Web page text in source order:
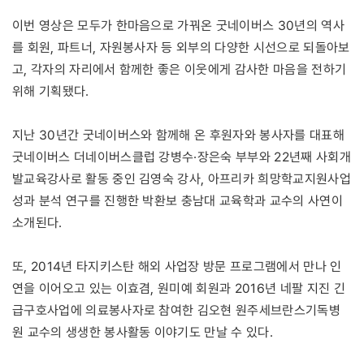
이번 영상은 모두가 한마음으로 가꿔온 굿네이버스 30년의 역사
를 회원, 파트너, 자원봉사자 등 외부의 다양한 시선으로 되돌아보
고, 각자의 자리에서 함께한 좋은 이웃에게 감사한 마음을 전하기
위해 기획됐다.
지난 30년간 굿네이버스와 함께해 온 후원자와 봉사자를 대표해
굿네이버스 더네이버스클럽 강병수·장은숙 부부와 22년째 사회개
발교육강사로 활동 중인 김영숙 강사, 아프리카 희망학교지원사업
성과 분석 연구를 진행한 박환보 충남대 교육학과 교수의 사연이
소개된다.
또, 2014년 타지키스탄 해외 사업장 방문 프로그램에서 만나 인
연을 이어오고 있는 이효겸, 원미예 회원과 2016년 네팔 지진 긴
급구호사업에 의료봉사자로 참여한 김오현 원주세브란스기독병
원 교수의 생생한 봉사활동 이야기도 만날 수 있다.